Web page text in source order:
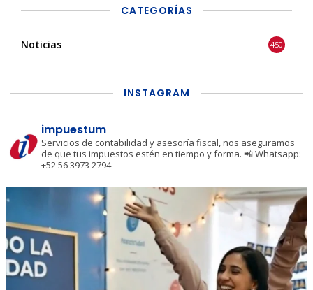
CATEGORÍAS
Noticias 450
INSTAGRAM
impuestum
Servicios de contabilidad y asesoría fiscal, nos aseguramos
de que tus impuestos estén en tiempo y forma. 📲 Whatsapp:
+52 56 3973 2794